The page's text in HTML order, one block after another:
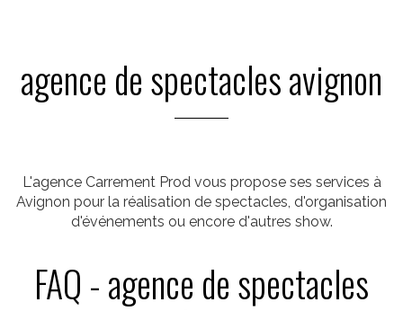
agence de spectacles avignon
L'agence Carrement Prod vous propose ses services à
Avignon pour la réalisation de spectacles, d'organisation
d'événements ou encore d'autres show.
FAQ - agence de spectacles